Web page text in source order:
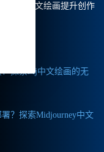
用Mj中文绘画提升创作
探索Mj中文绘画的无
？探索Midjourney中文